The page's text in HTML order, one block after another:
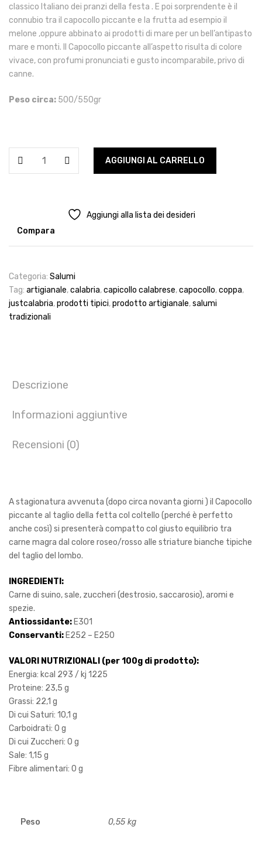
classico Italiano dei pranzi della festa . E poi sorprendente è il
connubio tra il capocollo piccante e la frutta ad esempio il
melone ,oppure abbinato ai prodotti di mare per un bell’antipasto
mare e monti. Il Capocollo piccante all’aspetto risulta di colore
vivace, con profumi pronunciati e gusto incomparabile, privo di
canne.
Peso circa: 500/550gr
Calabrese
AGGIUNGI AL CARRELLO
Aggiungi alla lista dei desideri
Compara
Categoria: Salumi
Tag: artigianale,calabria,capicollo calabrese,capocollo,coppa,
justcalabria,prodotti tipici,prodotto artigianale,salumi
tradizionali
Descrizione
Informazioni aggiuntive
Recensioni (0)
A stagionatura avvenuta (dopo circa novanta giorni ) il Capocollo
piccante al taglio della fetta col coltello (perché è perfetto
anche così) si presenterà compatto col giusto equilibrio tra
carne magra dal colore roseo/rosso alle striature bianche tipiche
del taglio del lombo.
INGREDIENTI:
Carne di suino, sale, zuccheri (destrosio, saccarosio), aromi e
spezie.
Antiossidante: E301
Conservanti: E252 – E250
VALORI NUTRIZIONALI (per 100g di prodotto):
Energia: kcal 293 / kj 1225
Proteine: 23,5 g
Grassi: 22,1 g
Di cui Saturi: 10,1 g
Carboidrati: 0 g
Di cui Zuccheri: 0 g
Sale: 1,15 g
Fibre alimentari: 0 g
Peso 0,55 kg